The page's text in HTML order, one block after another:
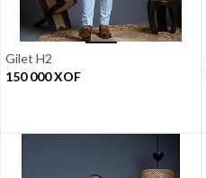
Gilet H2
150 000XOF